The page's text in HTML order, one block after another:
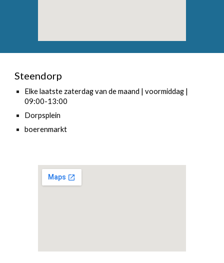
Steendorp
Elke laatste zaterdag van de maand | voormiddag |
09:00-13:00
Dorpsplein
boerenmarkt